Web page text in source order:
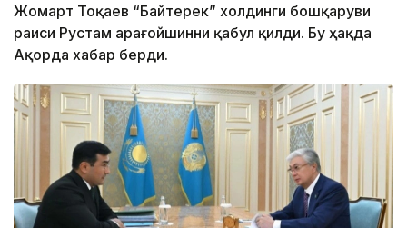
Жомарт Тоқаев “Байтерек” холдинги бошқаруви
раиси Рустам Қарағойшинни қабул қилди. Бу ҳақда
Ақорда хабар берди.